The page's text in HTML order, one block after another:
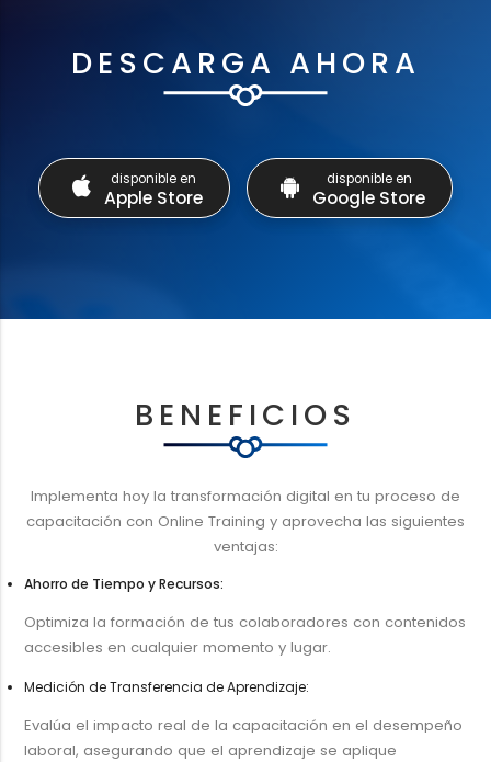
DESCARGA AHORA
disponible en
Apple Store
disponible en
Google Store
BENEFICIOS
Implementa hoy la transformación digital en tu proceso de
capacitación con Online Training y aprovecha las siguientes
ventajas:
Ahorro de Tiempo y Recursos:
Optimiza la formación de tus colaboradores con contenidos
accesibles en cualquier momento y lugar.
Medición de Transferencia de Aprendizaje:
Evalúa el impacto real de la capacitación en el desempeño
laboral, asegurando que el aprendizaje se aplique